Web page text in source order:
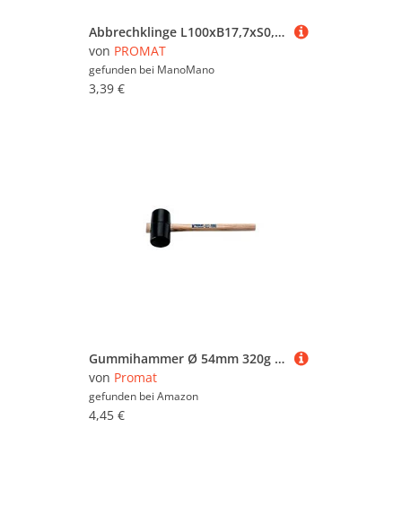
Abbrechklinge L100xB17,7xS0,5mm 7 Sollbruchstellen
von PROMAT
gefunden bei ManoMano
3,39 €
Gummihammer Ø 54mm 320g schwarz mit Eschenstiel
von Promat
gefunden bei Amazon
4,45 €